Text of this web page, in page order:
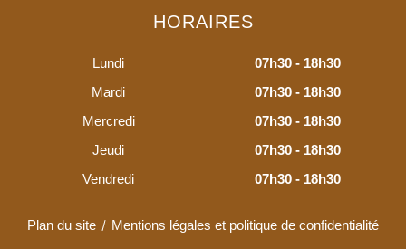
HORAIRES
Lundi
07h30 - 18h30
Mardi
07h30 - 18h30
Mercredi
07h30 - 18h30
Jeudi
07h30 - 18h30
Vendredi
07h30 - 18h30
Plan du site Mentions légales et politique de confidentialité